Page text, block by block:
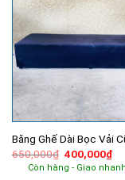
Băng Ghế Dài Bọc Vải
650,000₫ Giá
gốc
là:
400,000₫Giá
hiện
tại
Còn hàng - Giao nhanh